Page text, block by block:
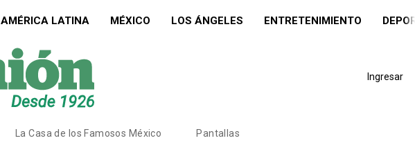
AMÉRICA LATINA MÉXICO LOS ÁNGELES ENTRETENIMIENTO
Ingresar
La Casa de los Famosos México Pantallas